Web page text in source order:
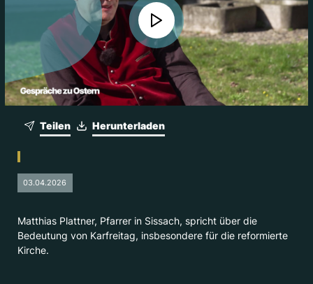
Herunterladen
Teilen
03.04.2026
Matthias Plattner, Pfarrer in Sissach, spricht über die
Bedeutung von Karfreitag, insbesondere für die reformierte
Kirche.